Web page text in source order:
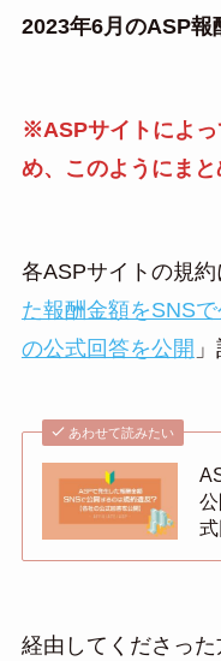
2023年6月のASP報
※ASPサイトによっ
め、このようにまと
各ASPサイトの規約
た報酬金額をSNS
の公式回答を公開
あわせて読みたい
経由してくださっ